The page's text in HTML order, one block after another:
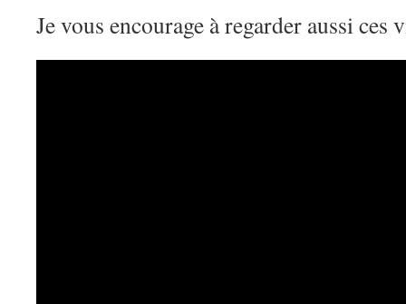
Je vous encourage à regarder aussi ces